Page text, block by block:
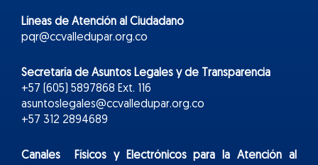
Líneas de Atención al Ciudadano
pqr@ccvalledupar.org.co
Secretaría de Asuntos Legales y de Transparencia
+57 (605) 5897868 Ext. 116
asuntoslegales@ccvalledupar.org.co
+57 312 2894689
Canales Físicos yElectrónicospara la Atención al